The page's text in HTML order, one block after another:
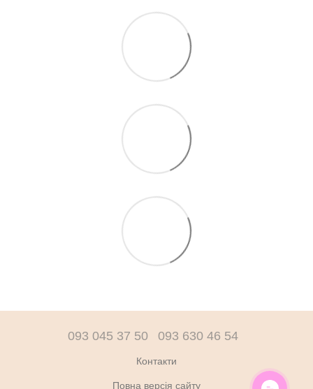
093 045 37 50 093 630 46 54
Контакти
Повна версія сайту